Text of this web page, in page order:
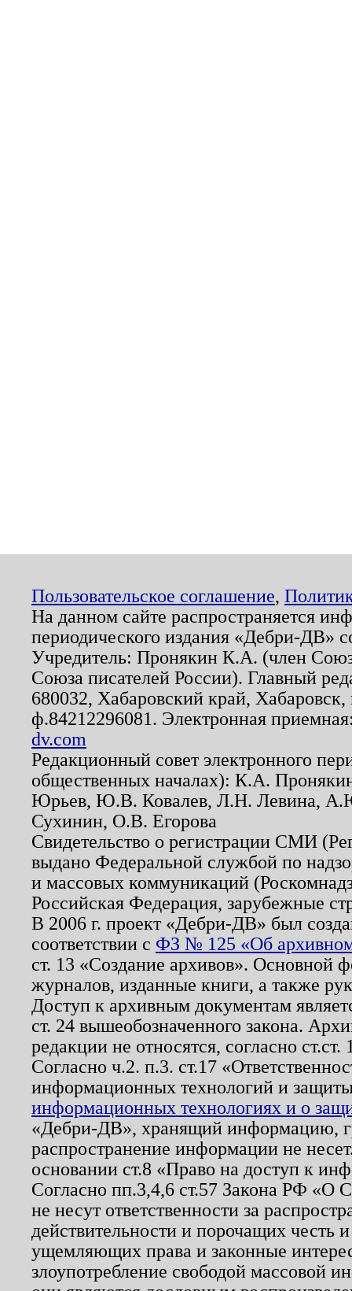
Пользовательское соглашение,
На данном сайте распространяется
периодического издания «Дебри-ДВ»
Учредитель: Пронякин К.А. (член
Союза писателей России). Главный
680032, Хабаровский край,
ф.84212296081. Электронная
dv.com
Редакционный совет электронного
общественных началах): К.А.
Юрьев, Ю.В. Ковалев, Л.Н. Левина,
Сухинин, О.В. Егорова
Свидетельство о регистрации СМИ
выдано Федеральной службой по
и массовых коммуникаций
Российская Федерация, зарубежные
В 2006 г. проект «Дебри-ДВ» был
соответствии с ФЗ № 125 «Об
ст. 13 «Создание архивов». Основной
журналов, изданные книги, а также
Доступ к архивным документам
ст. 24 вышеобозначенного закона.
редакции не относятся, согласно
Согласно ч.2. п.3. ст.17
информационных технологий и
информационных технологиях и о
«Дебри-ДВ», хранящий информацию,
распространение информации не
основании ст.8 «Право на доступ к
Согласно пп.3,4,6 ст.57 Закона РФ «О
не несут ответственности за
действительности и порочащих честь
ущемляющих права и законные
злоупотребление свободой массовой